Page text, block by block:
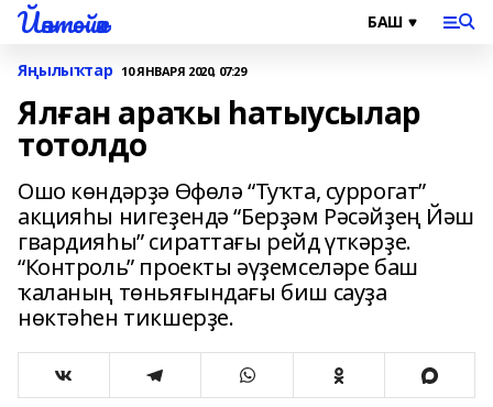
Йәнтөйәк
Яңылыҡтар 10 ЯНВАРЯ 2020, 07:29
Ялған араҡы һатыусылар
тотолдо
Ошо көндәрҙә Өфөлә “Туҡта, суррогат”
акцияһы нигеҙендә “Берҙәм Рәсәйҙең Йәш
гвардияһы” сираттағы рейд үткәрҙе.
“Контроль” проекты әүҙемселәре баш
ҡаланың төньяғындағы биш сауҙа
нөктәһен тикшерҙе.